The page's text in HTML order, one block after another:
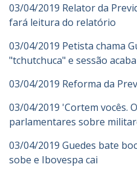
03/04/2019 Relator da
fará leitura do relatório
03/04/2019 Petista chama
"tchutchuca" e sessão
03/04/2019 Reforma da
03/04/2019 'Cortem vocês.
parlamentares sobre
03/04/2019 Guedes bate
sobe e Ibovespa cai